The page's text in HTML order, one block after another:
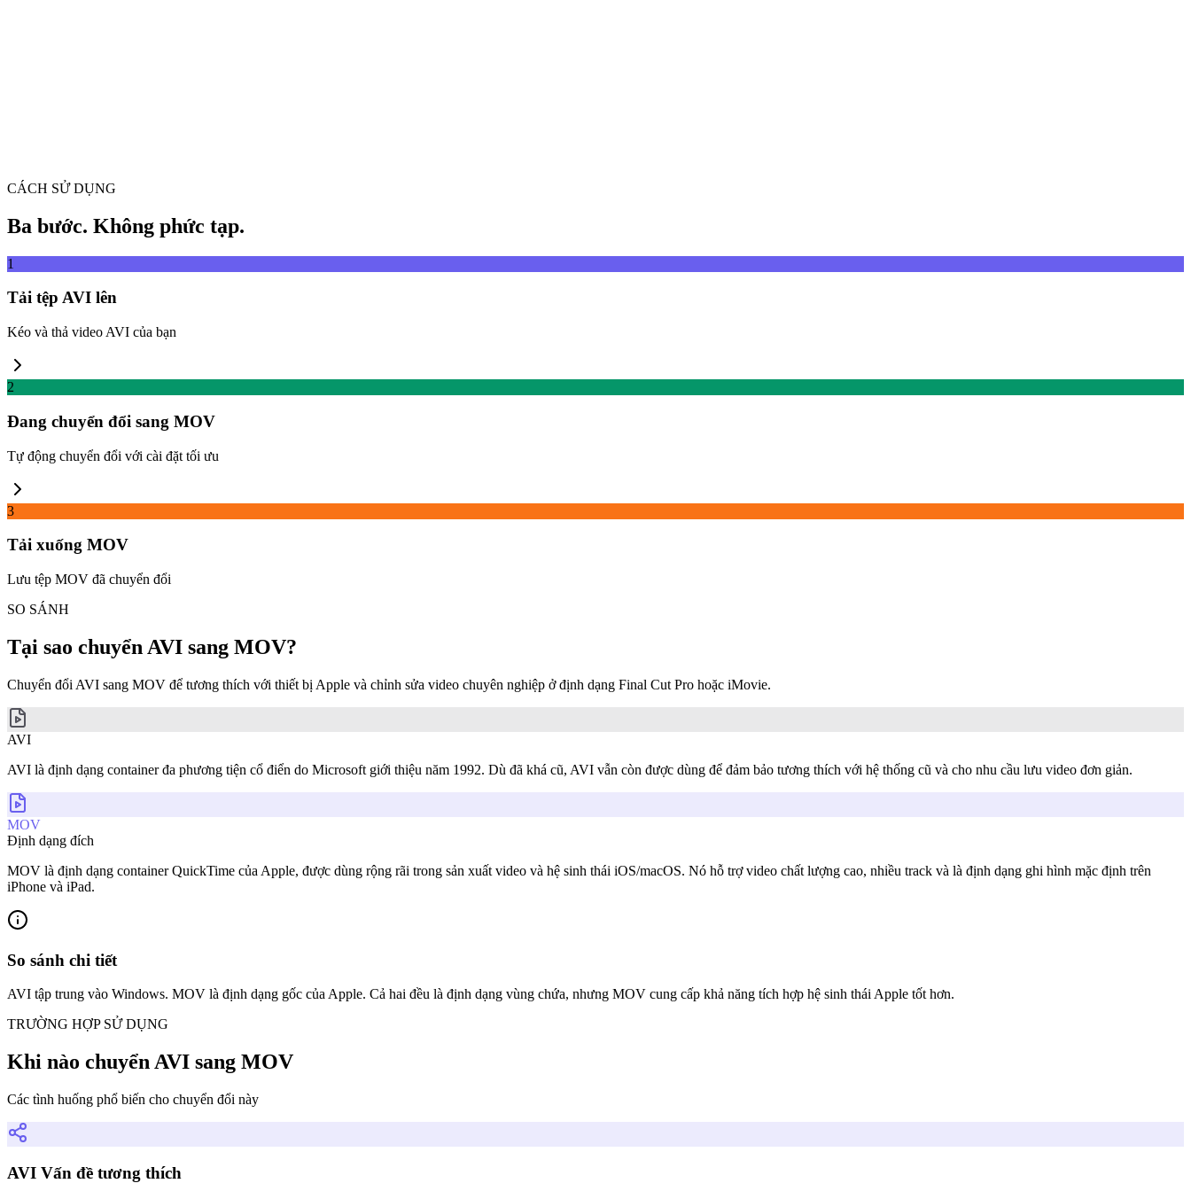
CÁCH SỬ DỤNG
Ba bước. Không phức tạp.
1
Tải tệp AVI lên
Kéo và thả video AVI của bạn
2
Đang chuyển đổi sang MOV
Tự động chuyển đổi với cài đặt tối ưu
3
Tải xuống MOV
Lưu tệp MOV đã chuyển đổi
SO SÁNH
Tại sao chuyển AVI sang MOV?
Chuyển đổi AVI sang MOV để tương thích với thiết bị Apple và chỉnh sửa video chuyên nghiệp ở định dạng Final Cut Pro hoặc iMovie.
AVI
AVI là định dạng container đa phương tiện cổ điển do Microsoft giới thiệu năm 1992. Dù đã khá cũ, AVI vẫn còn được dùng để đảm bảo tương thích với hệ thống cũ và cho nhu cầu lưu video đơn giản.
MOV
Định dạng đích
MOV là định dạng container QuickTime của Apple, được dùng rộng rãi trong sản xuất video và hệ sinh thái iOS/macOS. Nó hỗ trợ video chất lượng cao, nhiều track và là định dạng ghi hình mặc định trên
iPhone và iPad.
So sánh chi tiết
AVI tập trung vào Windows. MOV là định dạng gốc của Apple. Cả hai đều là định dạng vùng chứa, nhưng MOV cung cấp khả năng tích hợp hệ sinh thái Apple tốt hơn.
TRƯỜNG HỢP SỬ DỤNG
Khi nào chuyển AVI sang MOV
Các tình huống phổ biến cho chuyển đổi này
AVI Vấn đề tương thích